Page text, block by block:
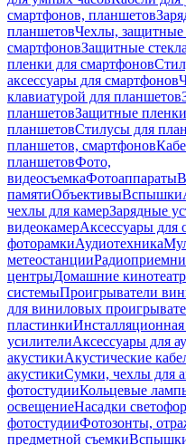
смартфонов, планшетов
планшетовЧехлы, защитные
смартфоновЗащитные
пленки для смартфонов
аксессуары для смартфонов
клавиатурой для планшетов
планшетовЗащитные
планшетовСтилусы для
планшетов, смартфонов
планшетовФото,
видеосъемкаФотоаппараты
памятиОбъективыВспышки
чехлы для камерЗарядные
видеокамерАксессуары для
фоторамкиАудиотехника
метеостанции
центрыДомашние
системыПроигрыватели
для виниловых
пластинкиИнсталляционная
усилителиАксессуары для
акустикиАкустические
акустикиСумки, чехлы для
фотостудииКольцевые
освещениеНасадки
фотостудииФотозонты,
предметной съемки